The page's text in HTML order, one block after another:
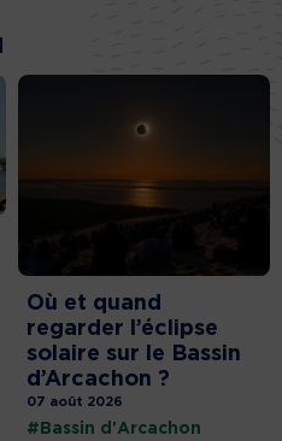
Où et quand
regarder l’éclipse
solaire sur le Bassin
d’Arcachon ?
07 août 2026
#Bassin d'Arcachon